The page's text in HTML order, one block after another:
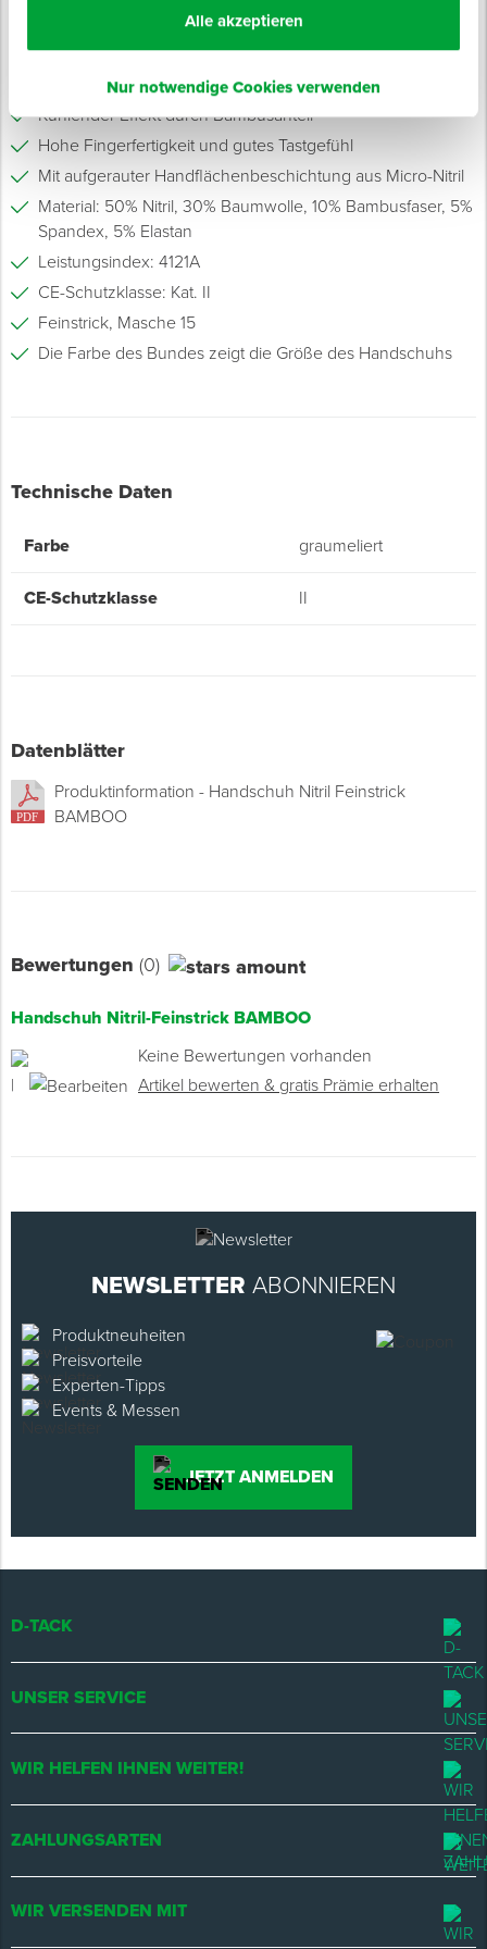
Alle akzeptieren
Nur notwendige Cookies verwenden
Robuster Nylon-Profihandschuh aus hautfreundlichem
Materialmix
Atmungsaktiver Handrücken
Kühlender Effekt durch Bambusanteil
Hohe Fingerfertigkeit und gutes Tastgefühl
Mit aufgerauter Handflächenbeschichtung aus Micro-Nitril
Material: 50% Nitril, 30% Baumwolle, 10% Bambusfaser, 5%
Spandex, 5% Elastan
Leistungsindex: 4121A
CE-Schutzklasse: Kat. II
Feinstrick, Masche 15
Die Farbe des Bundes zeigt die Größe des Handschuhs
Technische Daten
Farbe graumeliert
CE-Schutzklasse II
Datenblätter
Produktinformation - Handschuh Nitril Feinstrick
BAMBOO
Bewertungen (0)
Handschuh Nitril-Feinstrick BAMBOO
Keine Bewertungen vorhanden
|
Artikel bewerten & gratis Prämie erhalten
NEWSLETTER ABONNIEREN
Produktneuheiten
Preisvorteile
Experten-Tipps
Events & Messen
JETZT ANMELDEN
D-TACK
UNSER SERVICE
WIR HELFEN IHNEN WEITER!
ZAHLUNGSARTEN
WIR VERSENDEN MIT